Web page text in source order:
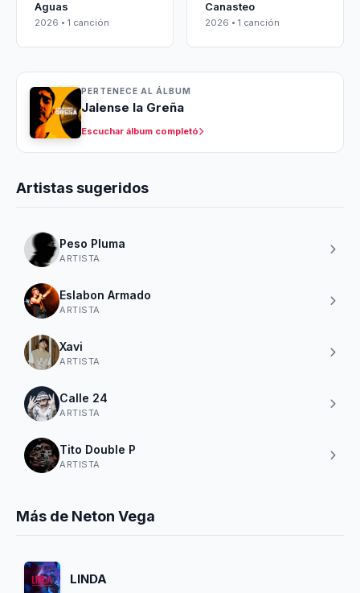
Aguas
2026 • 1 canción
Canasteo
2026 • 1 canción
PERTENECE AL ÁLBUM
Jalense la Greña
Escuchar álbum completó
Artistas sugeridos
Peso Pluma
ARTISTA
Eslabon Armado
ARTISTA
Xavi
ARTISTA
Calle 24
ARTISTA
Tito Double P
ARTISTA
Más de Neton Vega
LINDA